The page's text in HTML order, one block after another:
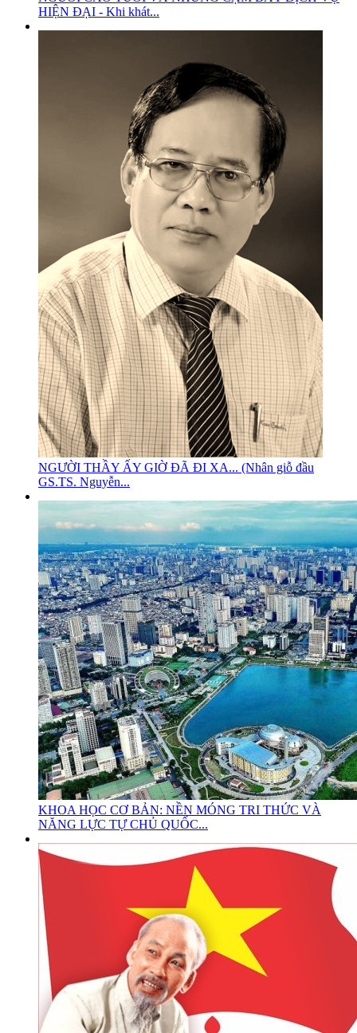
HIỆN ĐẠI - Khi khát...
NGƯỜI THẦY ẤY GIỜ ĐÃ ĐI XA... (Nhân giỗ đầu
GS.TS. Nguyễn...
KHOA HỌC CƠ BẢN: NỀN MÓNG TRI THỨC VÀ
NĂNG LỰC TỰ CHỦ QUỐC...